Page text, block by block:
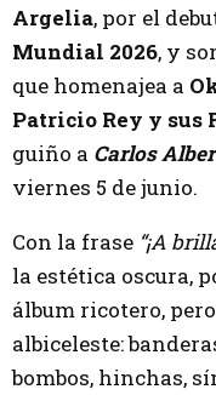
Argelia, por el
Mundial 2026, y
que homenajea a
Patricio Rey y sus
guiño a Carlos
viernes 5 de junio.
Con la frase “¡A
la estética oscura,
álbum ricotero,
albiceleste:
bombos, hinchas,